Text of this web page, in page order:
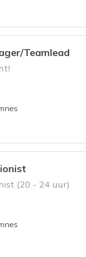
Teamlead
(20 - 24 uur)